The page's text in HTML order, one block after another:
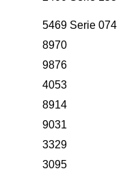
5469 Serie 074
8970
9876
4053
8914
9031
3329
3095